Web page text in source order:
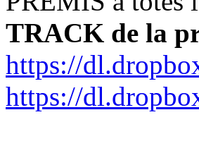
TRACK de la
https://
https://